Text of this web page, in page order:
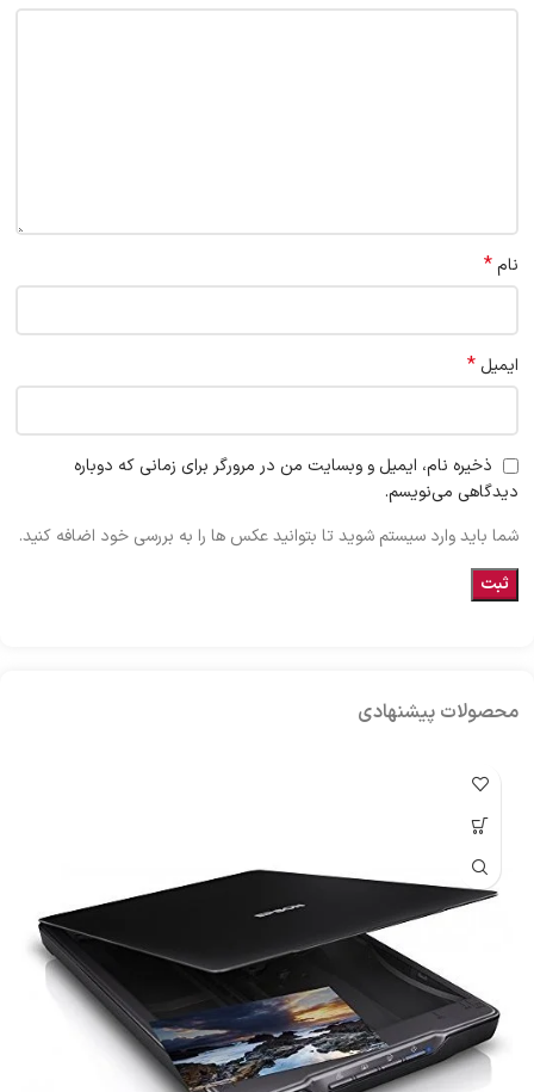
نام*
ایمیل *
ذخیره نام، ایمیل و وبسایت من در مرورگر برای زمانی که دوباره
دیدگاهی می‌نویسم.
شما باید وارد سیستم شوید تا بتوانید عکس ها را به بررسی خود اضافه کنید.
محصولات پیشنهادی